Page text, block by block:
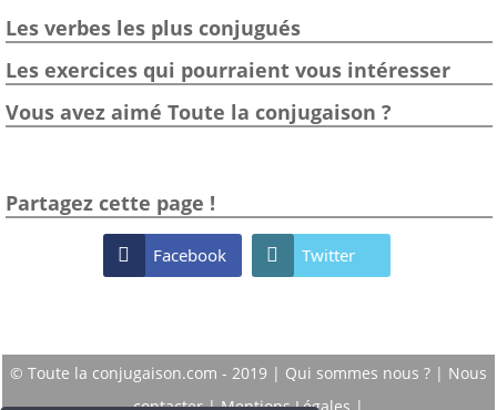
Les verbes les plus conjugués
Les exercices qui pourraient vous intéresser
Vous avez aimé Toute la conjugaison ?
Partagez cette page !
 Facebook  Twitter
© Toute la conjugaison.com - 2019 | Qui sommes nous ? | Nous
contacter|Mentions Légales |